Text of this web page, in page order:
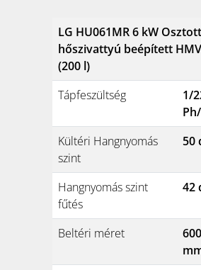
LG HU061MR 6 kW
hőszivattyú beépített
(200 l)
Tápfeszültség
1/
Kültéri Hangnyomás
szint
50
Hangnyomás szint
fűtés
42
Beltéri méret